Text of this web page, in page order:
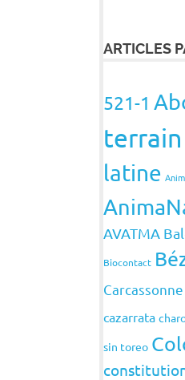
ARTICLES
521-1
terrain
latine
AVATMA
Biocontact
Carcassonne
cazarrata
sin toreo